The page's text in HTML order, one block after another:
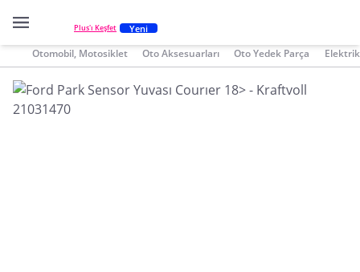
Plus'ı Keşfet Yeni
Otomobil, Motosiklet Oto Aksesuarları Oto Yedek Parça